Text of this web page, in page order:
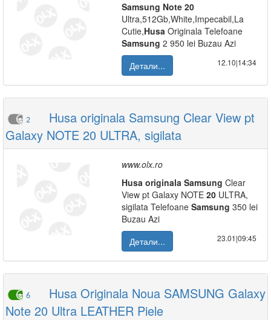
Samsung Note 20
Ultra,512Gb,White,Impecabil,La
Cutie,Husa Originala Telefoane
Samsung 2 950 lei Buzau Azi
Детали...
12.10|14:34
2
Husa originala Samsung Clear View pt
Galaxy NOTE 20 ULTRA, sigilata
www.olx.ro
Husa originala Samsung Clear
View pt Galaxy NOTE 20 ULTRA,
sigilata Telefoane Samsung 350 lei
Buzau Azi
Детали...
23.01|09:45
6
Husa Originala Noua SAMSUNG Galaxy
Note 20 Ultra LEATHER Piele